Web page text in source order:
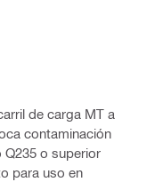
de carga MT a
contaminación
o superior
para uso en